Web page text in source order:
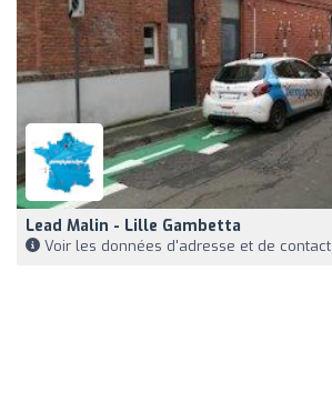
Lead Malin - Lille Gambetta
Voir les données d'adresse et de contact